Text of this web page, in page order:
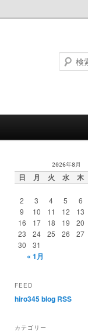
2026年8月
日 月 火 水 木
2
3 4 5 6
9
10 11 12 13
16
17 18 19 20
23
24 25 26 27
30
31
« 1月
FEED
hiro345 blog RSS
カテゴリー